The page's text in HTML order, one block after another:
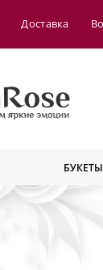
Доставка
БУКЕТЫ